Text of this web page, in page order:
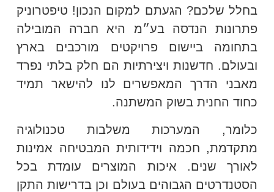
בחלל שלכם? הגעתם למקום הנכון! טיפטרוניק
פתרונות הנדסה בע״מ היא חברה המובילה
בתחומה ביישום פרויקטים מורכבים בארץ
ובעולם. חדשנות ויצירתיות הם חלק בלתי נפרד
מאבני הדרך המאפשרים לנו להישאר תמיד
כחוד החנית בשוק המשתנה.
כלומר, המערכות משלבות טכנולוגיה
מתקדמת, חכמה וידידותית המבטיחה אמינות
לאורך שנים. איכות המוצרים עומדת בכל
הסטנדרטים הגבוהים בעולם וכן בדרישות התקן